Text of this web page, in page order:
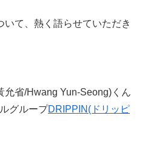
て、熱く語らせていただき
允省/Hwang Yun-Seong)くん
グループDRIPPIN(ドリッピ